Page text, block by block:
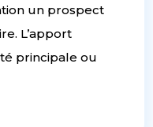
un prospect
L’apport
principale ou